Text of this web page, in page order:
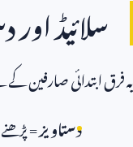
سلائیڈ
یہ فرق ابتدائی صارفین
دستاویز=